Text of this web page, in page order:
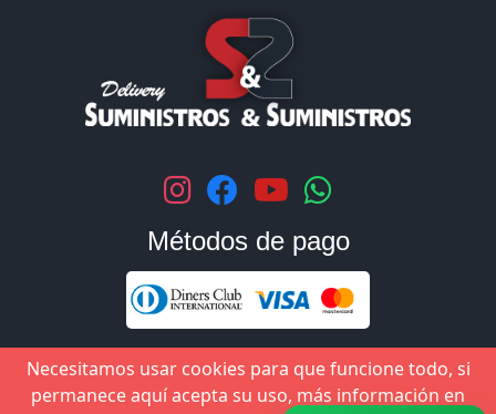
Necesitamos usar cookies para que funcione todo, si
permanece aquí acepta su uso, más información en
Métodos de pago